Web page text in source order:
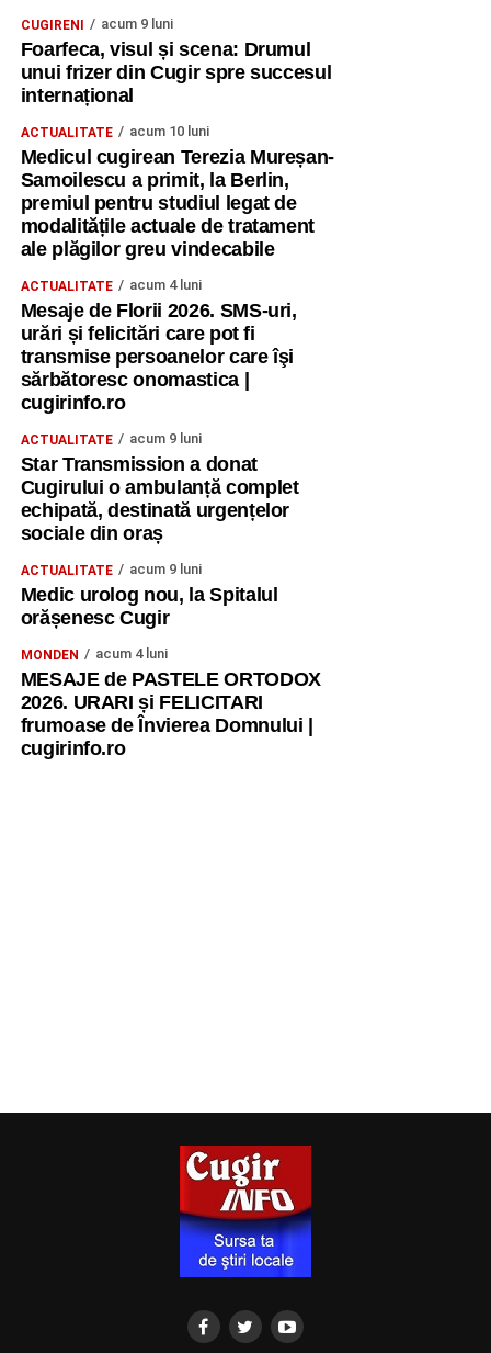
CUGIRENI acum 9 luni
Foarfeca, visul și scena: Drumul
unui frizer din Cugir spre succesul
internațional
ACTUALITATE acum 10 luni
Medicul cugirean Terezia Mureșan-
Samoilescu a primit, la Berlin,
premiul pentru studiul legat de
modalitățile actuale de tratament
ale plăgilor greu vindecabile
ACTUALITATE acum 4 luni
Mesaje de Florii 2026. SMS-uri,
urări și felicitări care pot fi
transmise persoanelor care îşi
sărbătoresc onomastica |
cugirinfo.ro
ACTUALITATE acum 9 luni
Star Transmission a donat
Cugirului o ambulanță complet
echipată, destinată urgențelor
sociale din oraș
ACTUALITATE acum 9 luni
Medic urolog nou, la Spitalul
orășenesc Cugir
MONDEN acum 4 luni
MESAJE de PASTELE ORTODOX
2026. URARI și FELICITARI
frumoase de Învierea Domnului |
cugirinfo.ro